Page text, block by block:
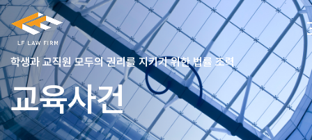
학생과 교직원 모두의 권리를 지키기 위한 법률 조력
교육사건